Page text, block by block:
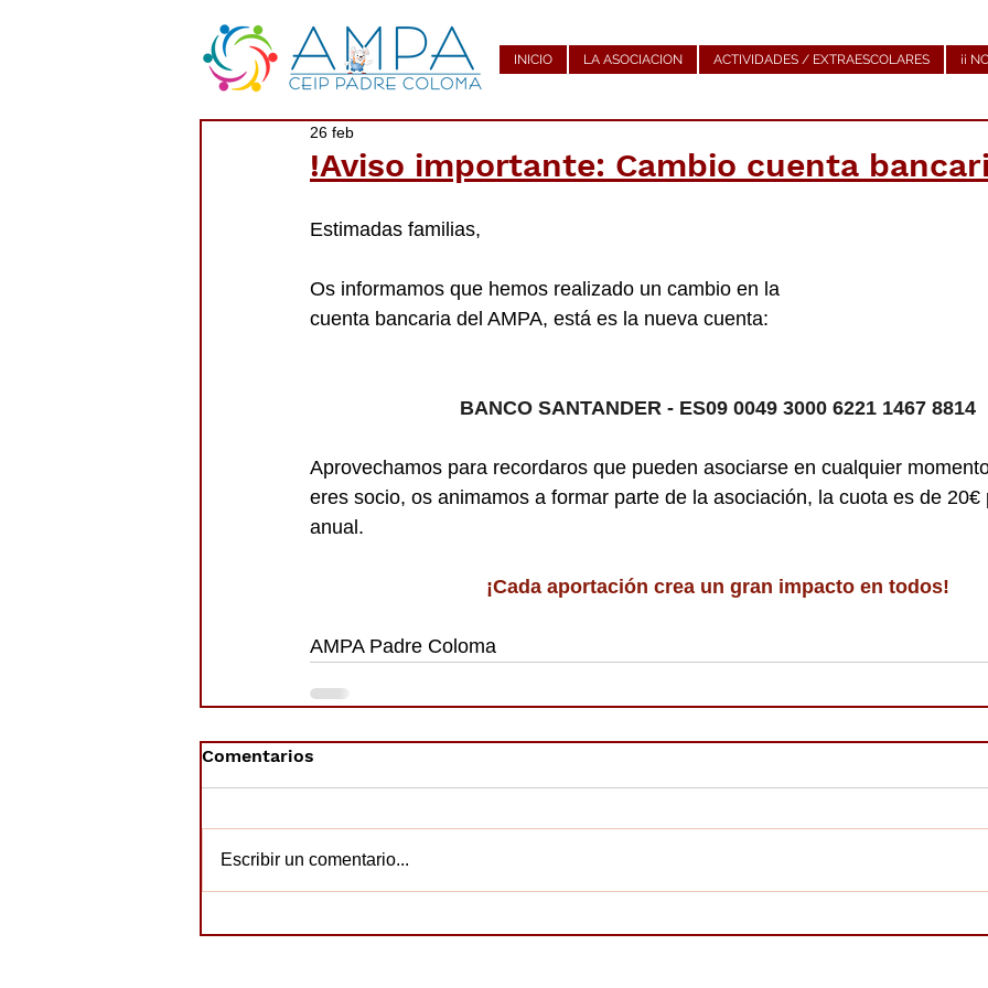
INICIO LA ASOCIACION ACTIVIDADES / EXTRAESCOLARES ¡¡
!Aviso importante: Cambio cuenta
26 feb
Estimadas familias,
Os informamos que hemos realizado un cambio en la
cuenta bancaria del AMPA, está es la nueva cuenta:
BANCO SANTANDER - ES09 0049 3000 6221 1467 8814
Aprovechamos para recordaros que pueden asociarse en cualquier
eres socio, os animamos a formar parte de la asociación, la cuota es de 20€
anual.
¡Cada aportación crea un gran impacto en todos!
AMPA Padre Coloma
Comentarios
Escribir un comentario...